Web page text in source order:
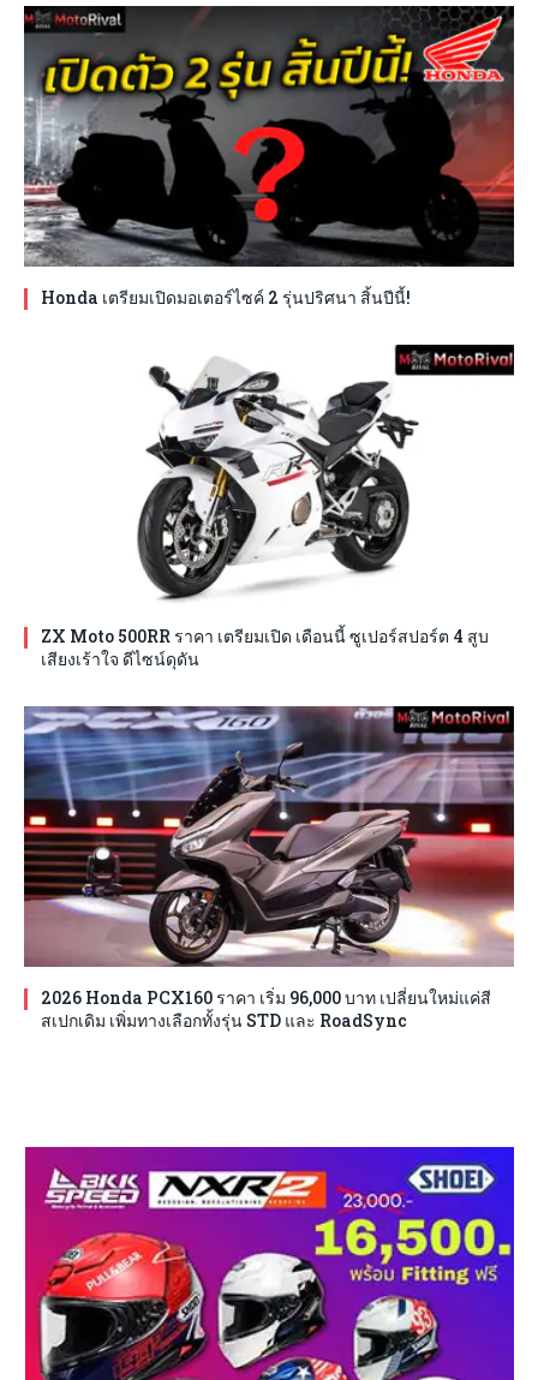
Honda เตรียมเปิดมอเตอร์ไซค์ 2 รุ่นปริศนา สิ้นปีนี้!
ZX Moto 500RR ราคา เตรียมเปิด เดือนนี้ ซูเปอร์สปอร์ต 4 สูบ
เสียงเร้าใจ ดีไซน์ดุดัน
2026 Honda PCX160 ราคา เริ่ม 96,000 บาท เปลี่ยนใหม่แค่สี
สเปกเดิม เพิ่มทางเลือกทั้งรุ่น STD และ RoadSync